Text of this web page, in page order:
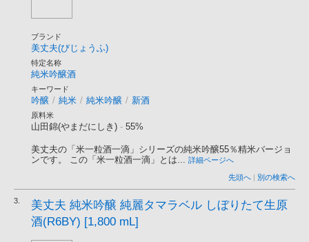
ブランド
美丈夫(びじょうふ)
特定名称
純米吟醸酒
キーワード
吟醸 / 純米 / 純米吟醸 / 新酒
原料米
山田錦(やまだにしき) - 55%
美丈夫の「米一粒酒一滴」シリーズの純米吟醸55％精米バージョ
ンです。 この「米一粒酒一滴」とは... 詳細ページへ
先頭へ | 別の検索へ
3.
美丈夫 純米吟醸 純麗タマラベル しぼりたて生原
酒(R6BY) [1,800 mL]